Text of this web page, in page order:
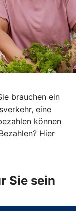
brauchen ein
eine
können
Hier
Sie sein